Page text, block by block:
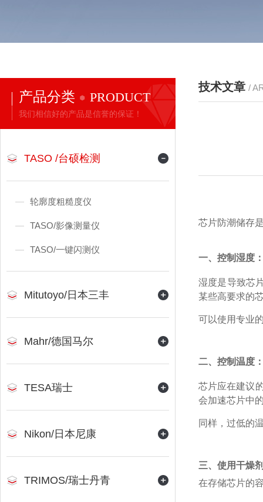
产品分类 PRODUCT
我们相信好的产品是信誉的保证！
TASO /台硕检测
轮廓度粗糙度仪
TASO/影像测量仪
TASO/一键闪测仪
Mitutoyo/日本三丰
Mahr/德国马尔
TESA瑞士
Nikon/日本尼康
TRIMOS/瑞士丹青
技术文章 /
芯片防潮储存
一、控制湿度
湿度是导致芯
某些高要求的
可以使用专业
二、控制温度
芯片应在建议
会加速芯片中
同样，过低的
三、使用干燥
在存储芯片的